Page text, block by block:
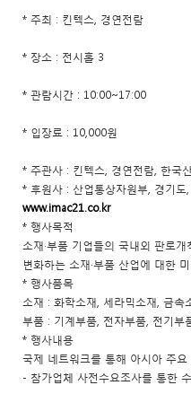
* 주최 : 킨텍스, 경연전람
* 장소 : 전시홀 3
* 관람시간 : 10:00~17:00
* 입장료 : 10,000원
* 주관사 : 킨텍스, 경연전람, 한국
* 후원사 : 산업통상자원부, 경기
www.imac21.co.kr
* 행사목적
소재·부품 기업들의 국내외 판로
변화하는 소재·부품 산업에 대한
* 행사품목
소재 : 화학소재, 세라믹소재, 금속
부품 : 기계부품, 전자부품, 전기부
* 행사내용
국제 네트워크를 통해 아시아 주요
- 참가업체 사전수요조사를 통한